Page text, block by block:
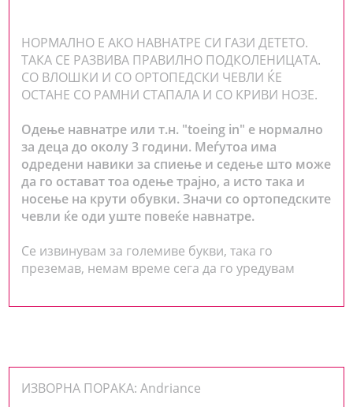
НОРМАЛНО E АКО НАВНАТРЕ СИ ГАЗИ ДЕТЕТО.
ТАКА СЕ РАЗВИВА ПРАВИЛНО ПОДКОЛЕНИЦАТА.
СО ВЛОШКИ И СО ОРТОПЕДСКИ ЧЕВЛИ ЌЕ
ОСТАНЕ СО РАМНИ СТАПАЛА И СО КРИВИ НОЗЕ.
Одење навнатре или т.н. "toeing in" e нормално
за деца до околу 3 години. Меѓутоа има
одредени навики за спиење и седење што може
да го остават тоа одење трајно, а исто така и
носење на крути обувки. Значи со ортопедските
чевли ќе оди уште повеќе навнатре.
Се извинувам за големиве букви, така го
преземав, немам време сега да го уредувам
ИЗВОРНА ПОРАКА: Andriance